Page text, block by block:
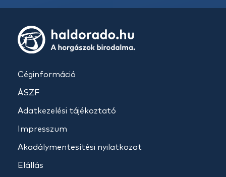
Céginformáció
ÁSZF
Adatkezelési tájékoztató
Impresszum
Akadálymentesítési nyilatkozat
Elállás